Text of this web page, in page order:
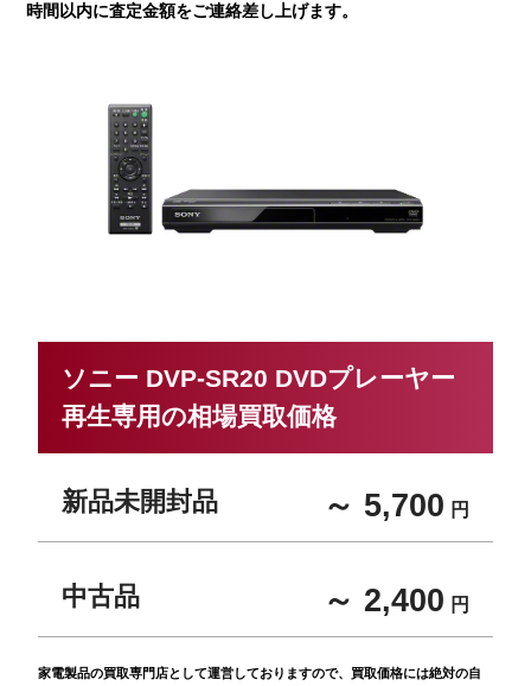
時間以内に査定金額をご連絡差し上げます。
ソニー DVP-SR20 DVDプレーヤー
再生専用の相場買取価格
新品未開封品 ～ 5,700 円
中古品 ～ 2,400 円
家電製品の買取専門店として運営しておりますので、買取価格には絶対の自